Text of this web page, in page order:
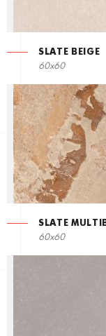
SLATE BEIGE
60x60
SLATE
60x60